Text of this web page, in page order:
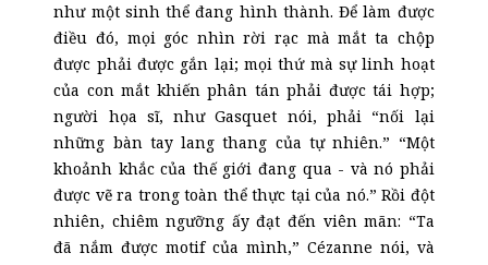
như một sinh thể đang hình thành. Để làm được
điều đó, mọi góc nhìn rời rạc mà mắt ta chộp
được phải được gắn lại; mọi thứ mà sự linh hoạt
của con mắt khiến phân tán phải được tái hợp;
người họa sĩ, như Gasquet nói, phải “nối lại
những bàn tay lang thang của tự nhiên.” “Một
khoảnh khắc của thế giới đang qua - và nó phải
được vẽ ra trong toàn thể thực tại của nó.” Rồi đột
nhiên, chiêm ngưỡng ấy đạt đến viên mãn: “Ta
đã nắm được motif của mình,” Cézanne nói, và